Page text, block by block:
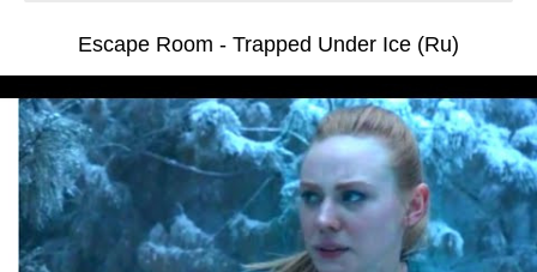
Escape Room - Trapped Under Ice (Ru)